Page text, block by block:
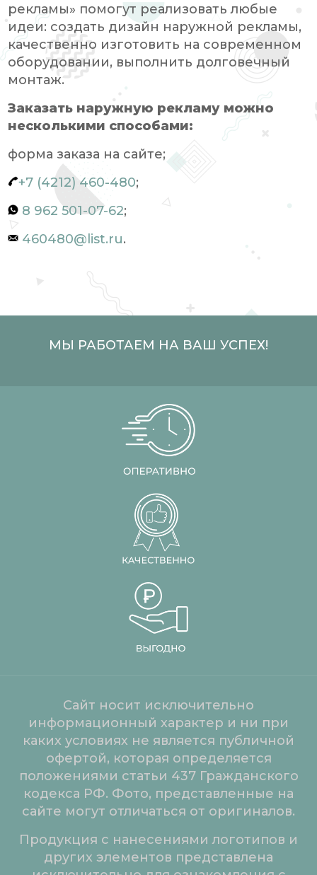
рекламы» помогут реализовать любые
идеи: создать дизайн наружной рекламы,
качественно изготовить на современном
оборудовании, выполнить долговечный
монтаж.
Заказать наружную рекламу можно
несколькими способами:
форма заказа на сайте;
+7 (4212) 460-480;
8 962 501-07-62;
460480@list.ru.
МЫ РАБОТАЕМ НА ВАШ УСПЕХ!
Сайт носит исключительно
информационный характер и ни при
каких условиях не является публичной
офертой, которая определяется
положениями статьи 437 Гражданского
кодекса РФ. Фото, представленные на
сайте могут отличаться от оригиналов.
Продукция с нанесениями логотипов и
других элементов представлена